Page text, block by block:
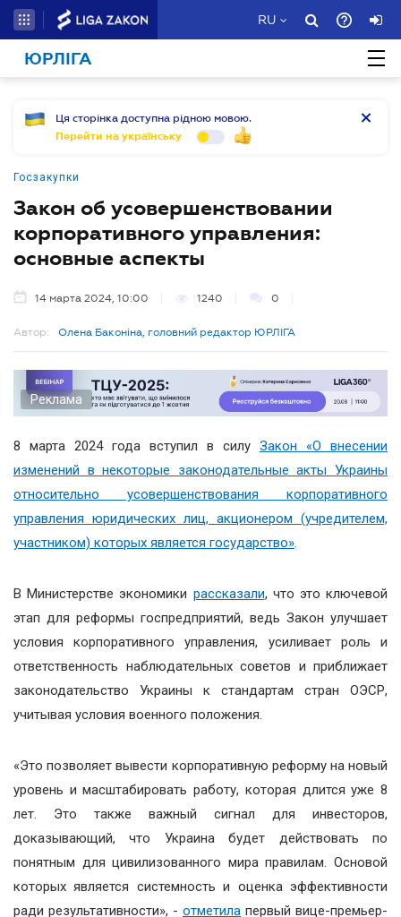
RU
ЮРЛІГА
Ця сторінка доступна рідною мовою.
Перейти на українську
Госзакупки
Закон об усовершенствовании
корпоративного управления:
основные аспекты
14 марта 2024, 10:00 1240 0
Автор: Олена Баконіна, головний редактор ЮРЛІГА
Реклама
8 марта 2024 года вступил в силу Закон «О внесении
изменений в некоторые законодательные акты Украины
относительно усовершенствования корпоративного
управления юридических лиц, акционером (учредителем,
участником) которых является государство».
В Министерстве экономики рассказали, что это ключевой
этап для реформы госпредприятий, ведь Закон улучшает
условия корпоративного управления, усиливает роль и
ответственность наблюдательных советов и приближает
законодательство Украины к стандартам стран ОЭСР,
учитывая условия военного положения.
«Это позволяет вывести корпоративную реформу на новый
уровень и масштабировать работу, которая длится уже 8
лет. Это также важный сигнал для инвесторов,
доказывающий, что Украина будет действовать по
понятным для цивилизованного мира правилам. Основой
которых является системность и оценка эффективности
ради результативности», - отметила первый вице-премьер-